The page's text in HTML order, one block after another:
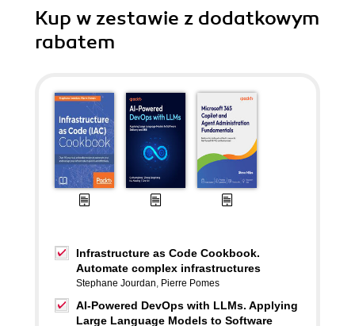
Kup w zestawie z dodatkowym
rabatem
Infrastructure as Code Cookbook.
Automate complex infrastructures
Stephane Jourdan, Pierre Pomes
AI-Powered DevOps with LLMs. Applying
Large Language Models to Software